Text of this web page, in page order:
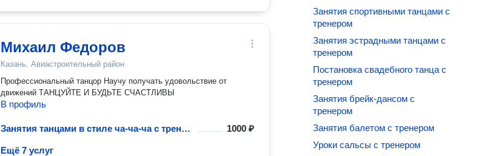
Михаил Федоров
Казань, Авиастроительный район
Профессиональный танцор Научу получать удовольствие от
движений ТАНЦУЙТЕ И БУДЬТЕ СЧАСТЛИВЫ
В профиль
Занятия танцами в стиле ча-ча-ча с тренером, разовое занятие 1000 ₽
Ещё 7 услуг
Занятия спортивными танцами с
тренером
Занятия эстрадными танцами с
тренером
Постановка свадебного танца с
тренером
Занятия брейк-дансом с
тренером
Занятия балетом с тренером
Уроки сальсы с тренером